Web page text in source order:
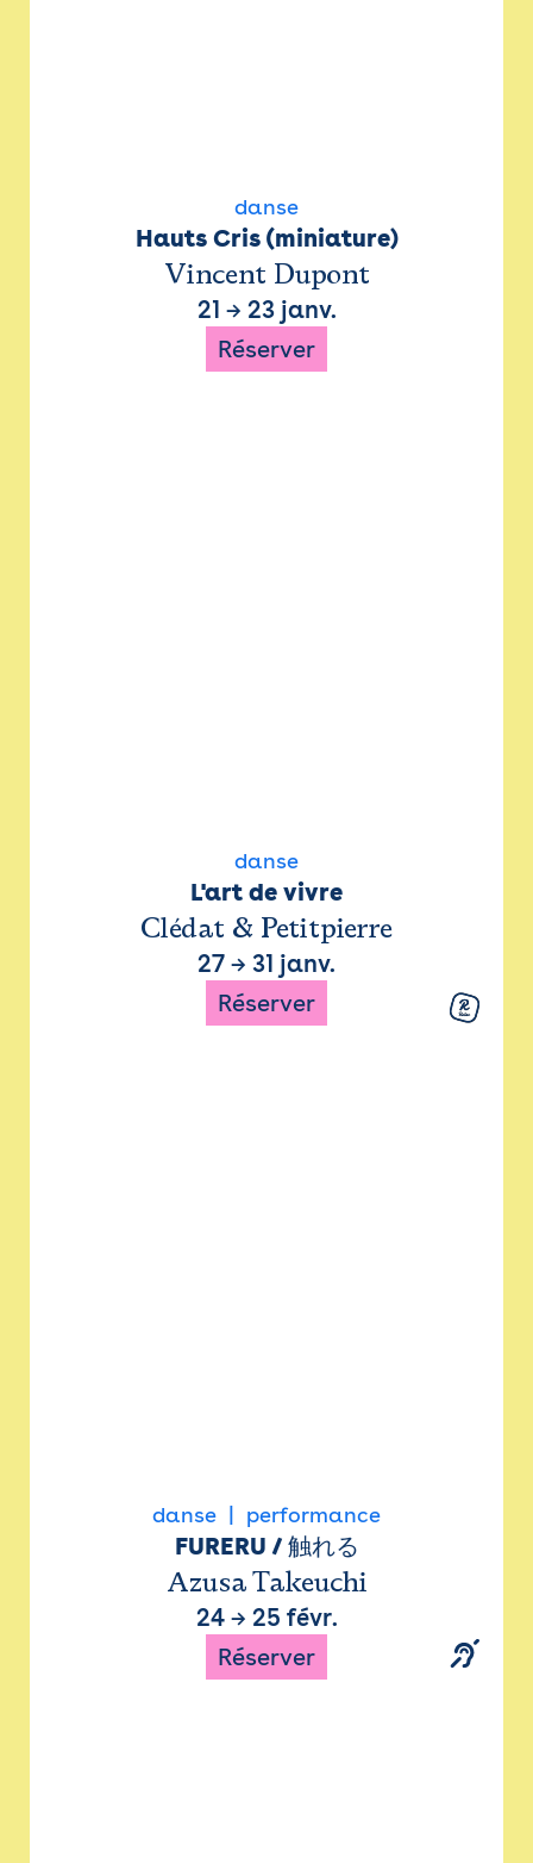
danse
Hauts Cris (miniature)
Vincent Dupont
21 → 23 janv.
Réserver
danse
L'art de vivre
Clédat & Petitpierre
27 → 31 janv.
Réserver
danse performance
FURERU / 触れる
Azusa Takeuchi
24→ 25 févr.
Réserver